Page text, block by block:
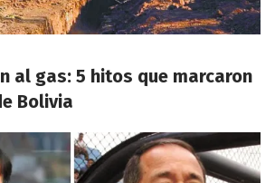
al gas: 5 hitos que marcaron
Bolivia